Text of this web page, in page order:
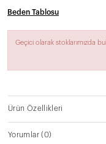
Beden Tablosu
Geçici olarak stoklarımızda
Ürün Özellikleri
Yorumlar(0)